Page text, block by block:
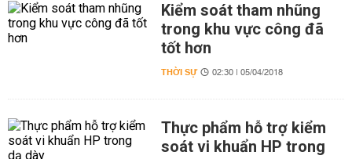
Kiểm soát tham nhũng
trong khu vực công đã
tốt hơn
THỜI SỰ 02:30 | 05/04/2018
Thực phẩm hỗ trợ kiểm
soát vi khuẩn HP trong